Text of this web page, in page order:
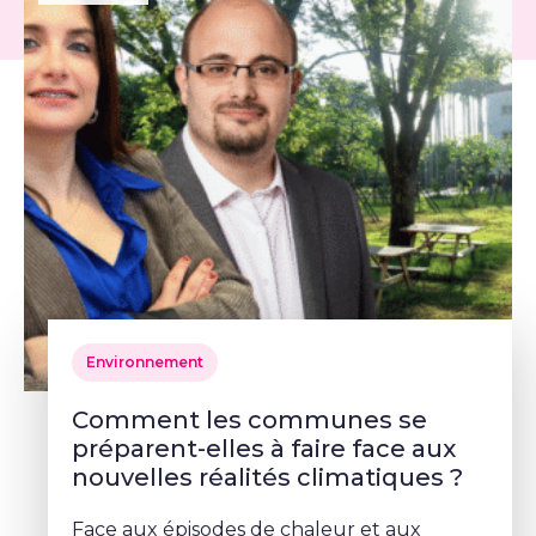
Environnement
Comment les communes se
préparent-elles à faire face aux
nouvelles réalités climatiques ?
Face aux épisodes de chaleur et aux